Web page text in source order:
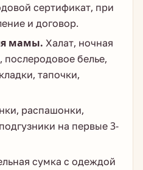
сертификат, при
и договор.
мамы. Халат, ночная
белье,
тапочки,
распашонки,
на первые 3-
сумка с одеждой